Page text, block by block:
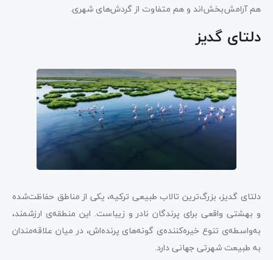
هم آرامش‌بخش‌اند و هم متفاوت از گردش‌های شهری.
دلتای گدیز
دلتای گدیز، بزرگ‌ترین تالاب طبیعی ترکیه، یکی از مناطق حفاظت‌شده
و بهشتی واقعی برای پرندگان نادر و زیباست. این منطقه‌ی ارزشمند،
به‌واسطه‌ی تنوع خیره‌کننده‌ی گونه‌های پرنده‌اش، در میان علاقه‌مندان
به طبیعت شهرتی جهانی دارد.